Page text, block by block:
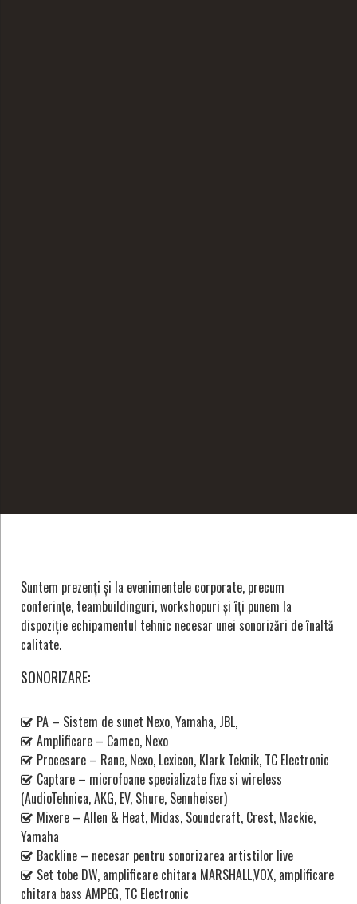
Suntem prezenți și la evenimentele corporate, precum
conferințe, teambuildinguri, workshopuri și îți punem la
dispoziție echipamentul tehnic necesar unei sonorizări de înaltă
calitate.
SONORIZARE:
PA – Sistem de sunet Nexo, Yamaha, JBL,
Amplificare – Camco, Nexo
Procesare – Rane, Nexo, Lexicon, Klark Teknik, TC Electronic
Captare – microfoane specializate fixe si wireless
(AudioTehnica, AKG, EV, Shure, Sennheiser)
Mixere – Allen & Heat, Midas, Soundcraft, Crest, Mackie,
Yamaha
Backline – necesar pentru sonorizarea artistilor live
Set tobe DW, amplificare chitara MARSHALL,VOX, amplificare
chitara bass AMPEG, TC Electronic